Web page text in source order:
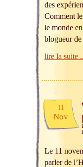
des
Comment
le monde
blogueur
lire la suite
11
Nov
Le 11
parler de